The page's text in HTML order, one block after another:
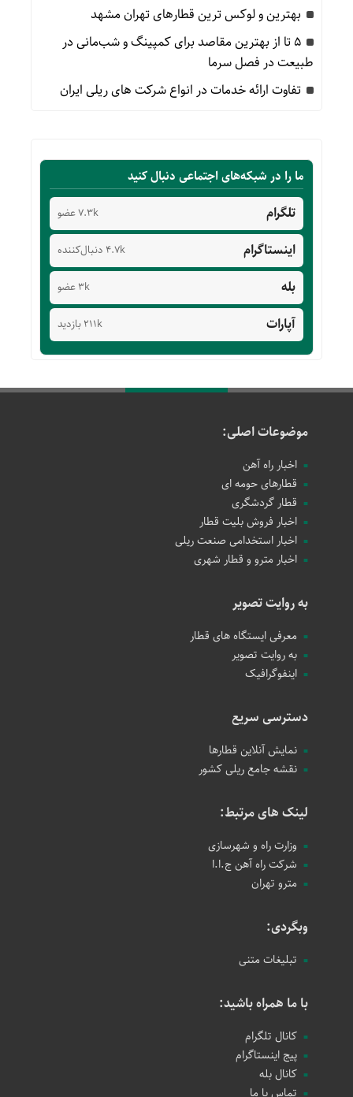
بهترین و لوکس ترین قطارهای تهران مشهد
۵ تا از بهترین مقاصد برای کمپینگ و شب‌مانی در
طبیعت در فصل سرما
تفاوت ارائه خدمات در انواع شرکت های ریلی ایران
ما را در شبکه‌های اجتماعی دنبال کنید
تلگرام 7.3k عضو
اینستاگرام 4.7k دنبال‌کننده
بله 3k عضو
آپارات 211k بازدید
موضوعات اصلی:
اخبار راه آهن
قطارهای حومه ای
قطار گردشگری
اخبار فروش بلیت قطار
اخبار استخدامی صنعت ریلی
اخبار مترو و قطار شهری
به روایت تصویر
معرفی ایستگاه های قطار
به روایت تصویر
اینفوگرافیک
دسترسی سریع
نمایش آنلاین قطارها
نقشه جامع ریلی کشور
لینک های مرتبط:
وزارت راه و شهرسازی
شرکت راه آهن ج.ا.ا
مترو تهران
وبگردی:
تبلیغات متنی
با ما همراه باشید:
کانال تلگرام
پیج اینستاگرام
کانال بله